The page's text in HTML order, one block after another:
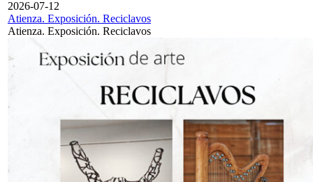
2026-07-12
Atienza. Exposición. Reciclavos
Atienza. Exposición. Reciclavos